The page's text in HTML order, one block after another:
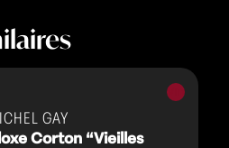
Vins
rouges
GAY
Corton “Vieilles